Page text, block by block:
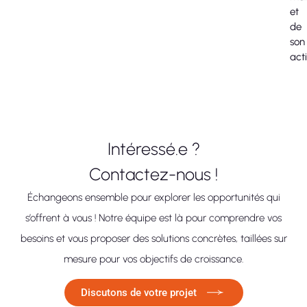
et
de
son
Intéressé.e ?
Contactez-nous !
Échangeons ensemble pour explorer les opportunités qui
s’offrent à vous ! Notre équipe est là pour comprendre vos
besoins et vous proposer des solutions concrètes, taillées sur
mesure pour vos objectifs de croissance.
Discutons de votre projet